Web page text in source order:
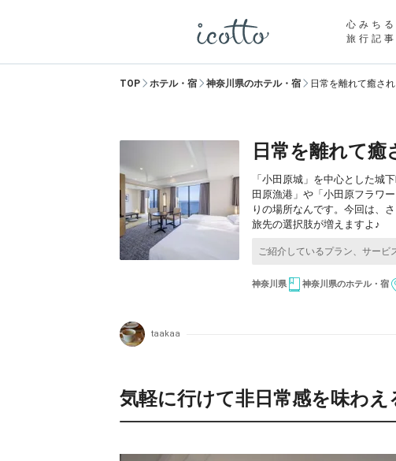
心みち
旅行記
TOP ホテル・宿 神奈川県のホテル・宿 日常を離れて癒さ
日常を離れて
「小田原城」を中心とした城
田原漁港」や「小田原フラワ
りの場所なんです。今回は、
旅先の選択肢が増えますよ♪
神奈川県 神奈川県のホテル・宿
taakaa
気軽に行けて非日常感を味わえ